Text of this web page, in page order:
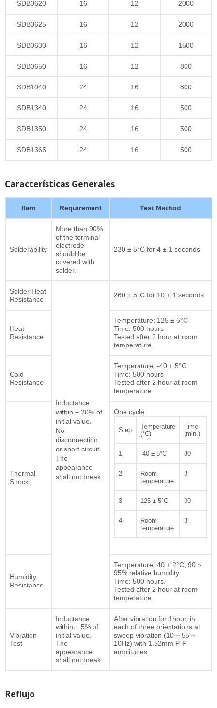
SDB0620 16 12 2000
SDB0625 16 12 2000
SDB0630 16 12 1500
SDB0650 16 12 800
SDB1040 24 16 800
SDB1340 24 16 500
SDB1350 24 16 500
SDB1365 24 16 500
Características Generales
Item Requirement Test Method
Solderability
More than 90%
of the terminal
electrode
should be
covered with
solder.
230 ± 5°C for 4 ± 1 seconds.
Solder Heat
Resistance
Inductance
within ± 20% of
initial value.
No
disconnection
or short circuit.
The
appearance
shall not break.
260 ± 5°C for 10 ± 1 seconds.
Heat
Resistance
Temperature: 125 ± 5°C
Time: 500 hours
Tested after 2 hour at room
temperature.
Cold
Resistance
Temperature: -40 ± 5°C
Time: 500 hours
Tested after 2 hour at room
temperature.
Thermal
Shock
One cycle:
Step
Temperature
(°C)
Time
(min.)
1 -40 ± 5°C 30
2
Room
temperature
3
3 125 ± 5°C 30
4
Room
temperature
3
Humidity
Resistance
Temperature: 40 ± 2°C, 90 ~
95% relative humidity.
Time: 500 hours.
Tested after 2 hour at room
temperature.
Vibration
Test
Inductance
within ± 5% of
initial value.
The
appearance
shall not break.
After vibration for 1hour, in
each of three orientations at
sweep vibration (10 ~ 55 ~
10Hz) with 1.52mm P-P
amplitudes.
Reflujo